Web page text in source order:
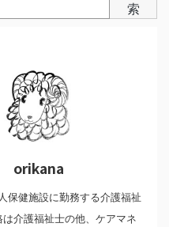
索
orikana
保健施設に勤務する介護福祉
介護福祉士の他、ケアマネ